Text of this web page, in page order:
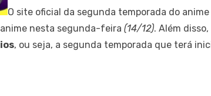
O site oficial da segunda temporada do anime
nesta segunda-feira (14/12). Além
, ou seja, a segunda temporada que terá